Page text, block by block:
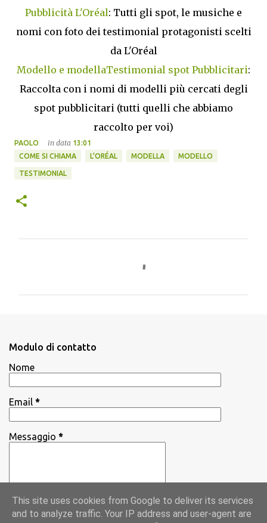
Pubblicità L'Oréal: Tutti gli spot, le musiche e
nomi con foto dei testimonial protagonisti scelti
da L'Oréal
Modello e modellaTestimonial spot Pubblicitari:
Raccolta con i nomi di modelli più cercati degli
spot pubblicitari (tutti quelli che abbiamo
raccolto per voi)
PAOLO in data 13:01
COME SI CHIAMA
L'ORÉAL MODELLA MODELLO
TESTIMONIAL
i
Modulo di contatto
Nome
Email *
Messaggio *
This site uses cookies from Google to deliver its services
and to analyze traffic. Your IP address and user-agent are